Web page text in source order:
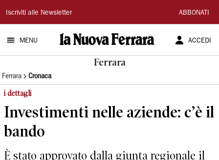
La
Nuova
Ferrara
Iscriviti alle Newsletter ABBONATI
MENU ACCEDI
Ferrara
Ferrara Cronaca
i dettagli
Investimenti nelle aziende: c’è il
bando
È stato approvato dalla giunta regionale il